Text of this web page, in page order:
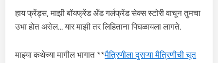
हाय फ्रेंड्स, माझी बॉयफ्रेंड अँड गर्लफ्रेंड सेक्स स्टोरी वाचून तुमचा
उभा होत असेल… यार माझी तर लिहिताना पिघळायला लागते.
माझ्या कथेच्या मागील भागात **मैत्रिणीला दुसऱ्या मैत्रिणीची चूत